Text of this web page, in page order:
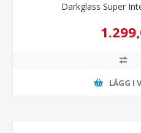
Darkglass Super
LÄGG I